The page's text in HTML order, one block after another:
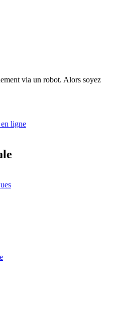
via un robot. Alors soyez
ligne